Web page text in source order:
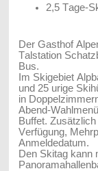
2,5 Tage-
Der Gasthof
Talstation
Bus.
Im Skigebiet
und 25 urige
in
Abend-
Buffet.
Verfügung,
Anmeldedatum.
Den Skitag kann